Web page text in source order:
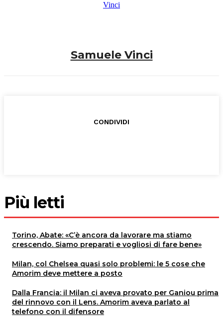
Samuele Vinci
CONDIVIDI
Più letti
Torino, Abate: «C’è ancora da lavorare ma stiamo
crescendo. Siamo preparati e vogliosi di fare bene»
Milan, col Chelsea quasi solo problemi: le 5 cose che
Amorim deve mettere a posto
Dalla Francia: il Milan ci aveva provato per Ganiou prima
del rinnovo con il Lens. Amorim aveva parlato al
telefono con il difensore